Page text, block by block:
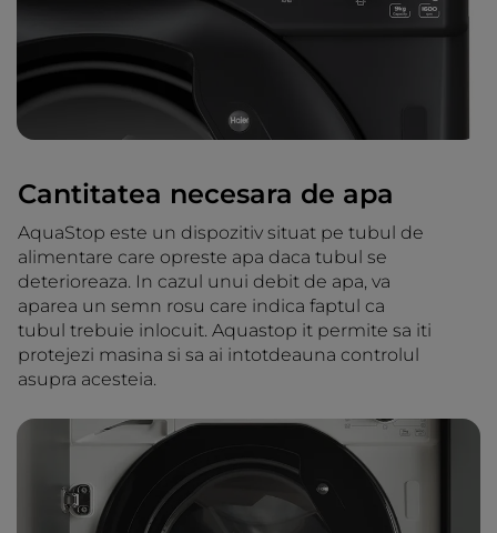
Cantitatea necesara de apa
AquaStop este un dispozitiv situat pe tubul de
alimentare care opreste apa daca tubul se
deterioreaza. In cazul unui debit de apa, va
aparea un semn rosu care indica faptul ca
tubul trebuie inlocuit. Aquastop it permite sa iti
protejezi masina si sa ai intotdeauna controlul
asupra acesteia.